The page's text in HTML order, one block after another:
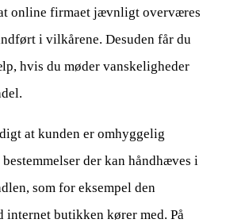
online firmaet jævnligt overværes
i vilkårene. Desuden får du
hvis du møder vanskeligheder
at kunden er omhyggelig
der kan håndhæves i
som for eksempel den
internet butikken kører med. På